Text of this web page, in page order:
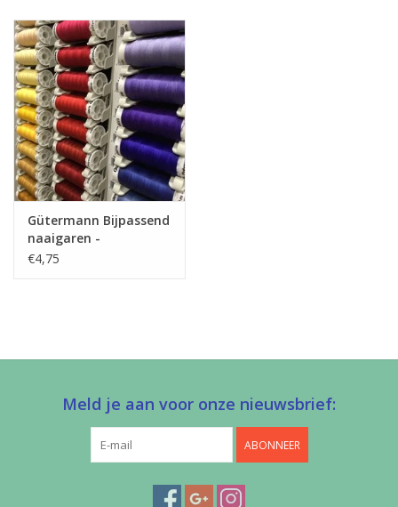
Gütermann Bijpassend
naaigaren -
Allesnaaigaren 200m
€4,75
Meld je aan voor onze nieuwsbrief:
ABONNEER